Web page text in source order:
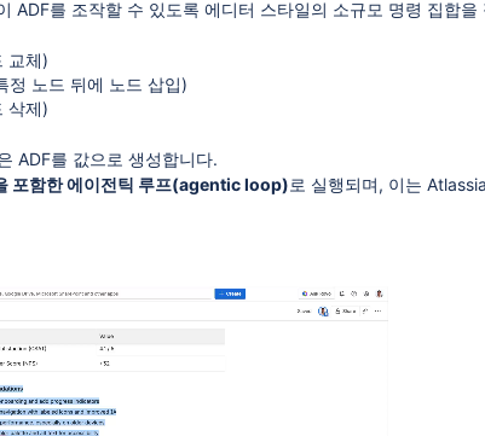
ADF를 조작할 수 있도록 에디터 스타일의 소규모 명령 집합
교체)
노드 뒤에 노드 삽입)
삭제)
ADF를 값으로 생성합니다.
포함한 에이전틱 루프(agentic loop)로 실행되며, 이는